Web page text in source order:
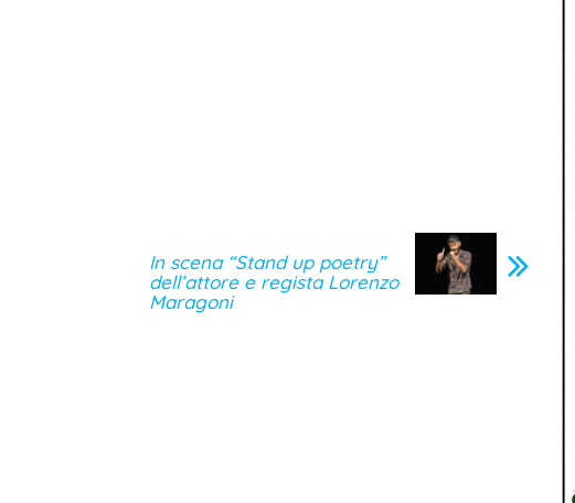
In scena “Stand up poetry”
dell’attore e regista Lorenzo
Maragoni